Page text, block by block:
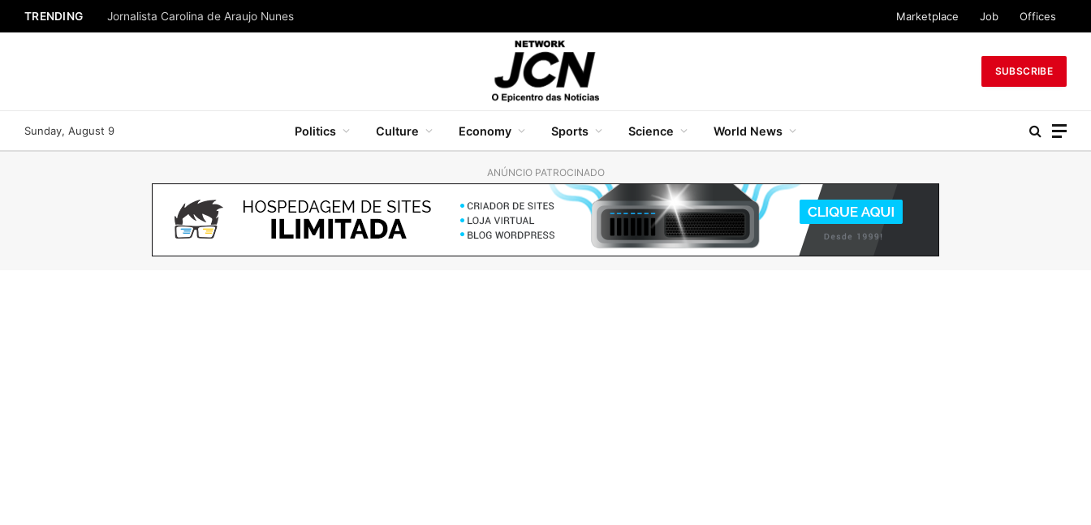
TRENDING Jornalista Carolina de Araujo Nunes Marketplace Job Offices
SUBSCRIBE
Sunday, August 9 Politics Culture Economy Sports Science World News
ANÚNCIO PATROCINADO